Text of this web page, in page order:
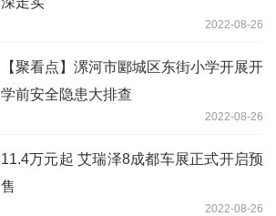
2022-08-26
【聚看点】漯河市郾城区东街小学开展开
学前安全隐患大排查
2022-08-26
11.4万元起 艾瑞泽8成都车展正式开启预
售
2022-08-26